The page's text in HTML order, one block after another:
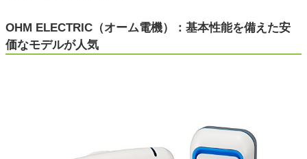
OHM ELECTRIC（オーム電機）：基本性能を備えた安
価なモデルが人気